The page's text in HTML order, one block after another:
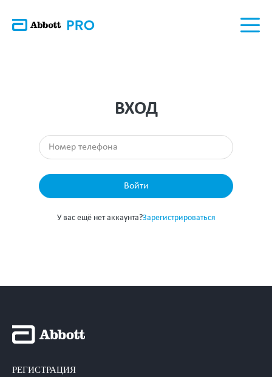
ВХОД
Войти
У вас ещё нет аккаунта?Зарегистрироваться
РЕГИСТРАЦИЯ